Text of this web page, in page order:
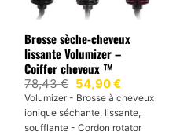
Brosse sèche-cheveux
lissante Volumizer –
Coiffer cheveux ™
78,43€ Le
prix
initial
était :
78,43 €.
54,90€Le
prix
actuel
est :
54,90 €.
Volumizer - Brosse à cheveux
ionique séchante, lissante,
soufflante - Cordon rotator